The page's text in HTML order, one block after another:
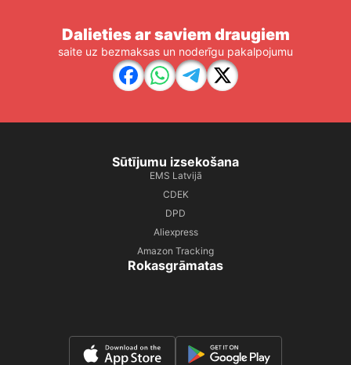
Dalieties ar saviem draugiem
saite uz bezmaksas un noderīgu pakalpojumu
Sūtījumu izsekošana
EMS Latvijā
CDEK
DPD
Aliexpress
Amazon Tracking
Rokasgrāmatas